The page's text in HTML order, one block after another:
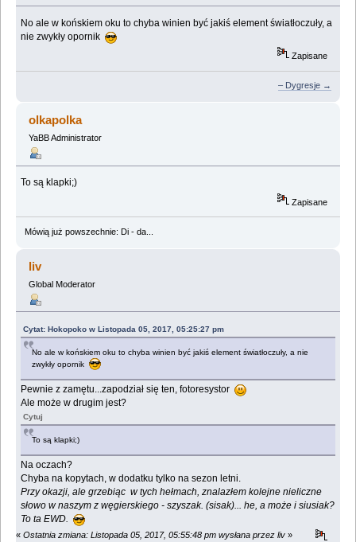
No ale w końskiem oku to chyba winien być jakiś element światłoczuły, a
nie zwykły opornik
Zapisane
– Dygresje →
olkapolka
YaBB Administrator
To są klapki;)
Zapisane
Mówią już powszechnie: Di - da...
liv
Global Moderator
Cytat: Hokopoko w Listopada 05, 2017, 05:25:27 pm
No ale w końskiem oku to chyba winien być jakiś element światłoczuły, a nie
zwykły opornik
Pewnie z zamętu...zapodział się ten, fotoresystor
Ale może w drugim jest?
Cytuj
To są klapki;)
Na oczach?
Chyba na kopytach, w dodatku tylko na sezon letni.
Przy okazji, ale grzebiąc w tych hełmach, znalazłem kolejne nieliczne
słowo w naszym z węgierskiego - szyszak. (sisak)... he, a może i siusiak?
To ta EWD.
« Ostatnia zmiana: Listopada 05, 2017, 05:55:48 pm wysłana przez liv »